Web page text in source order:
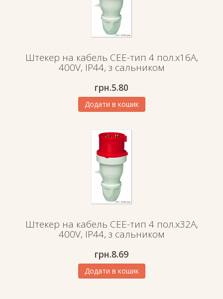
Штекер на кабель СЕЕ-тип 4 пол.х16А,
400V, IP44, з сальником
грн.5.80
Додати в кошик
Штекер на кабель СЕЕ-тип 4 пол.х32А,
400V, IP44, з сальником
грн.8.69
Додати в кошик